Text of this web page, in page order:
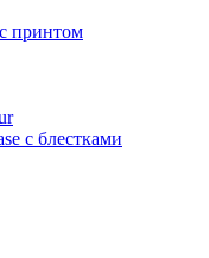
принтом
с блестками